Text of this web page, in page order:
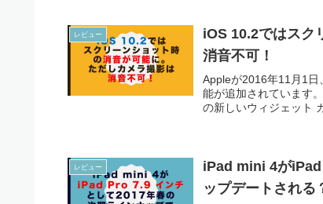
レビュー
iOS 10.2ではスク
消音不可！
Appleが2016年11月1
能が追加されています
の新しいウィジェット
レビュー
iPad mini 4がiPad
ップデートされる